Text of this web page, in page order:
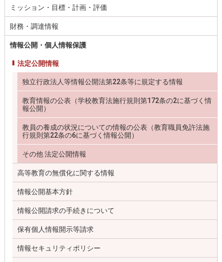
ミッション・目標・計画・評価
財務・調達情報
情報公開・個人情報保護
法定公開情報
独立行政法人等情報公開法第22条等に規定する情報
教育情報の公表（学校教育法施行規則第172条の2に基づく情
報公開）
教員の養成の状況についての情報の公表（教育職員免許法施
行規則第22条の6に基づく情報公開）
その他 法定公開情報
高等教育の無償化に関する情報
情報公開基本方針
情報公開請求の手続きについて
保有個人情報開示等請求
情報セキュリティポリシー